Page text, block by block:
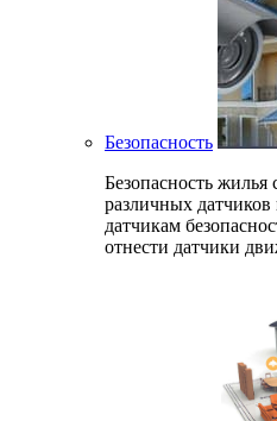
Безопасность
Безопасность жилья
различных
датчикам
отнести датчики